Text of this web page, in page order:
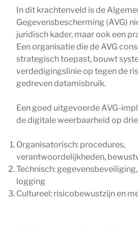
In dit krachtenveld is de
Gegevensbescherming (AVG)
juridisch kader, maar ook een
Een organisatie die de AVG
strategisch toepast, bouwt
verdedigingslinie op tegen de
gedreven datamisbruik.
Een goed uitgevoerde AVG-
de digitale weerbaarheid op
Organisatorisch: procedures,
verantwoordelijkheden,
Technisch:
logging
Cultureel: risicobewustzijn en